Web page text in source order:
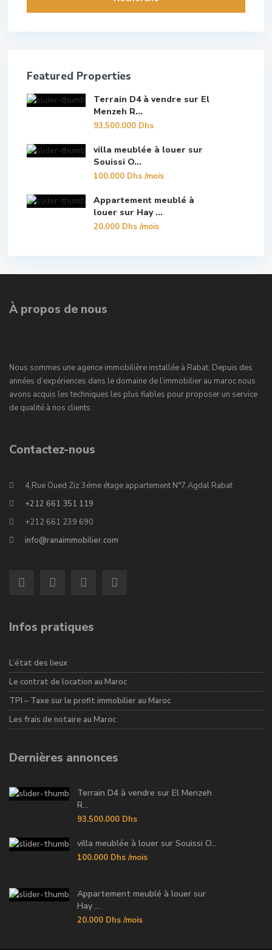
Featured Properties
Terrain D4 à vendre sur El
Menzeh R...
93.500.000 Dhs
villa meublée à louer sur
Souissi O...
100.000 Dhs/mois
Appartement meublé à
louer sur Hay ...
20.000 Dhs/mois
À propos de nous
Nous sommes une agence immobilière installée à Rabat. Depuis des
années d’expériences dans le domaine de l’immobilier au maroc nous
avons acquis les techniques les plus fiables pour proposer un service
de qualité à nos clients.
Contactez-nous
4,Rue Oued Ziz 3éme étage appartement N°7,Agdal Rabat
+212 661 351 119
+212 661 239 690
info@ranaimmobilier.com
Infos pratiques
L’état des lieux
Le contrat de location au Maroc
TPI – Taxe sur le profit immobilier au Maroc
Les frais de notaire au Maroc
Dernières annonces
Terrain D4 à vendre sur El Menzeh
R...
93.500.000 Dhs
villa meublée à louer sur Souissi O...
100.000 Dhs /mois
Appartement meublé à louer sur
Hay ...
20.000 Dhs /mois